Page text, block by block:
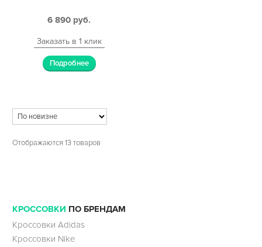
6 890 руб.
Заказать в 1 клик
Подробнее
Отображаются 13 товаров
КРОССОВКИ ПО БРЕНДАМ
Кроссовки Adidas
Кроссовки Nike